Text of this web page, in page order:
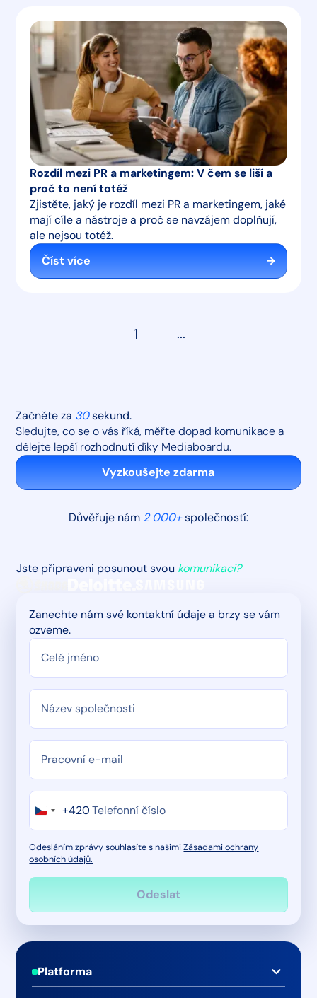
Rozdíl mezi PR a marketingem: V čem se liší a
proč to není totéž
Zjistěte, jaký je rozdíl mezi PR a marketingem, jaké
mají cíle a nástroje a proč se navzájem doplňují,
ale nejsou totéž.
Číst více
1 ...
Začněte za 30sekund.
Sledujte, co se o vás říká, měřte dopad komunikace a
dělejte lepší rozhodnutí díky Mediaboardu.
Vyzkoušejte zdarma
Důvěřuje nám 2 000+společností:
Jste připraveni posunout svou komunikaci?
Zanechte nám své kontaktní údaje a brzy se vám
ozveme.
+420
Odesláním zprávy souhlasíte s našimiZásadami ochrany
osobních údajů.
Patička
Platforma